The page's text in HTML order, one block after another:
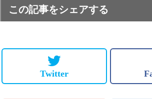
この記事をシェアする
Twitter